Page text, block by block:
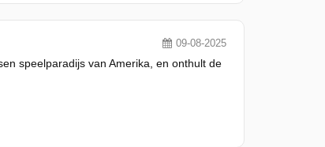
09-08-2025
speelparadijs van Amerika, en onthult de